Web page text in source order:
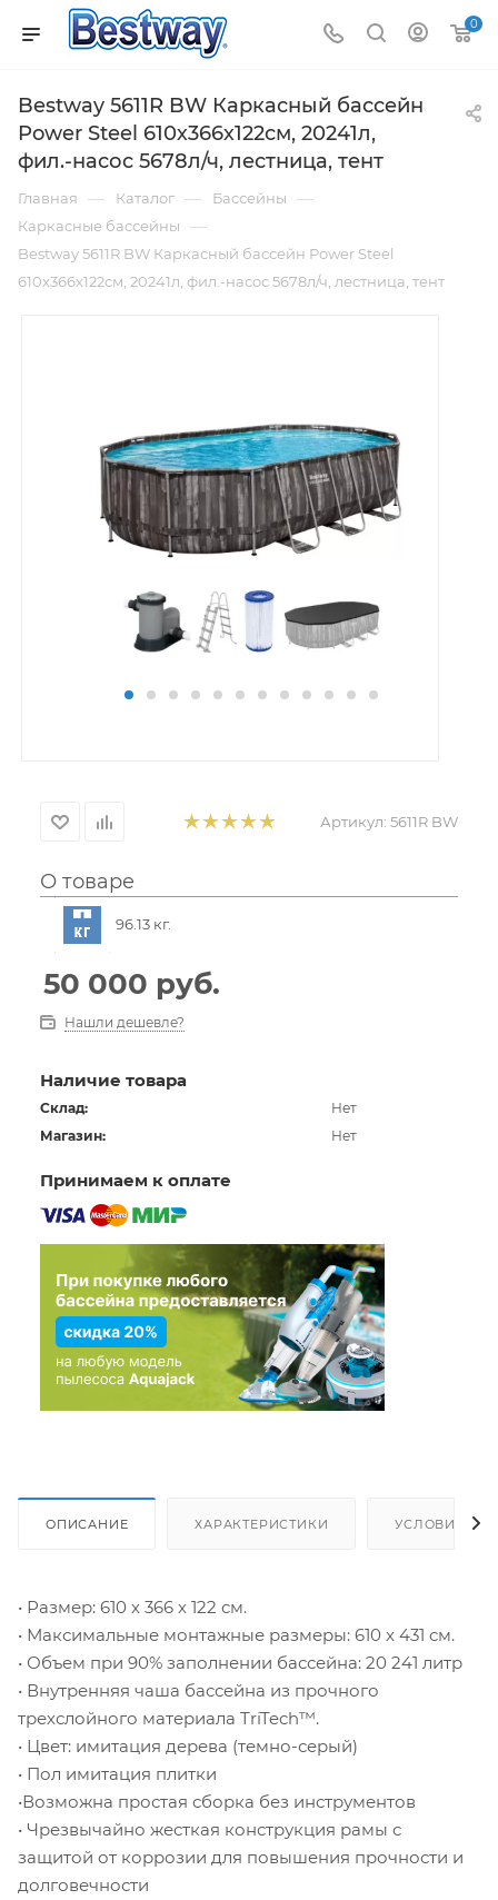
0
Bestway 5611R BW Каркасный бассейн
Power Steel 610х366х122см, 20241л,
фил.-насос 5678л/ч, лестница, тент
Главная — Каталог — Бассейны —
Каркасные бассейны —
Bestway 5611R BW Каркасный бассейн Power Steel
610х366х122см, 20241л, фил.-насос 5678л/ч, лестница, тент
Артикул: 5611R BW
О товаре
96.13 кг.
50 000 руб.
Нашли дешевле?
Наличие товара
Склад:
Нет
Магазин:
Нет
Принимаем к оплате
ОПИСАНИЕ ХАРАКТЕРИСТИКИ УСЛОВИЯ
• Размер: 610 х 366 х 122 см.
• Максимальные монтажные размеры: 610 x 431 см.
• Объем при 90% заполнении бассейна: 20 241 литр
• Внутренняя чаша бассейна из прочного
трехслойного материала TriTech™.
• Цвет: имитация дерева (темно-серый)
• Пол имитация плитки
•Возможна простая сборка без инструментов
• Чрезвычайно жесткая конструкция рамы с
защитой от коррозии для повышения прочности и
долговечности